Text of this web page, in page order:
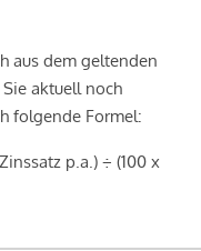
aus dem geltenden
aktuell noch
folgende Formel:
p.a.) ÷ (100 x